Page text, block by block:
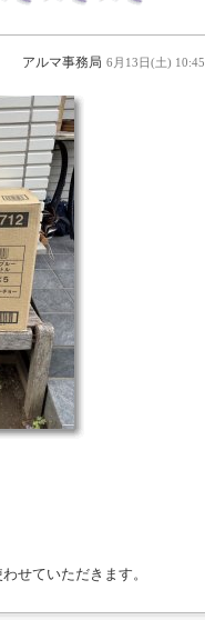
アルマ事務局 6月13日(土) 10:45
せていただきます。